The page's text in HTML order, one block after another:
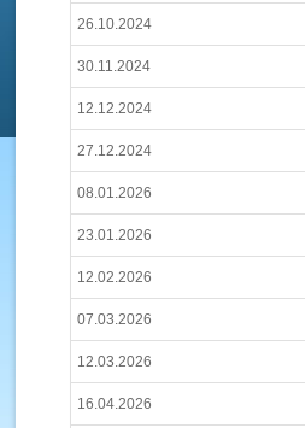
26.10.2024
30.11.2024
12.12.2024
27.12.2024
08.01.2026
23.01.2026
12.02.2026
07.03.2026
12.03.2026
16.04.2026